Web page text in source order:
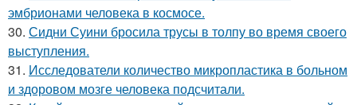
эмбрионами человека в космосе.
30. Сидни Суини бросила трусы в толпу во время своего
выступления.
31. Исследователи количество микропластика в больном
и здоровом мозге человека подсчитали.